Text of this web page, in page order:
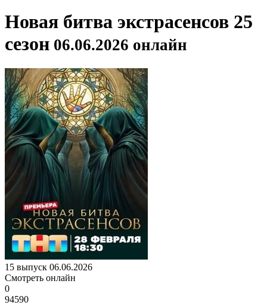
Новая битва экстрасенсов 25
сезон 06.06.2026 онлайн
15 выпуск 06.06.2026
Смотреть онлайн
0
94590